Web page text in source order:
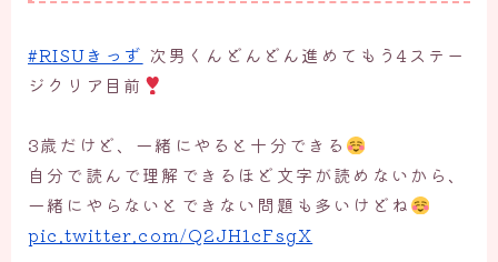
#RISUきっず 次男くんどんどん進めてもう4ステー
ジクリア目前
3歳だけど、一緒にやると十分できる
自分で読んで理解できるほど文字が読めないから、
一緒にやらないとできない問題も多いけどね
pic.twitter.com/Q2JH1cFsgX